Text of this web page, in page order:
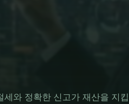
와 정확한 신고가 재산을 지